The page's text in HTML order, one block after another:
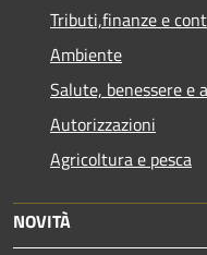
Tributi,finanze e
Ambiente
Salute, benessere e
Autorizzazioni
Agricoltura e pesca
NOVITÀ